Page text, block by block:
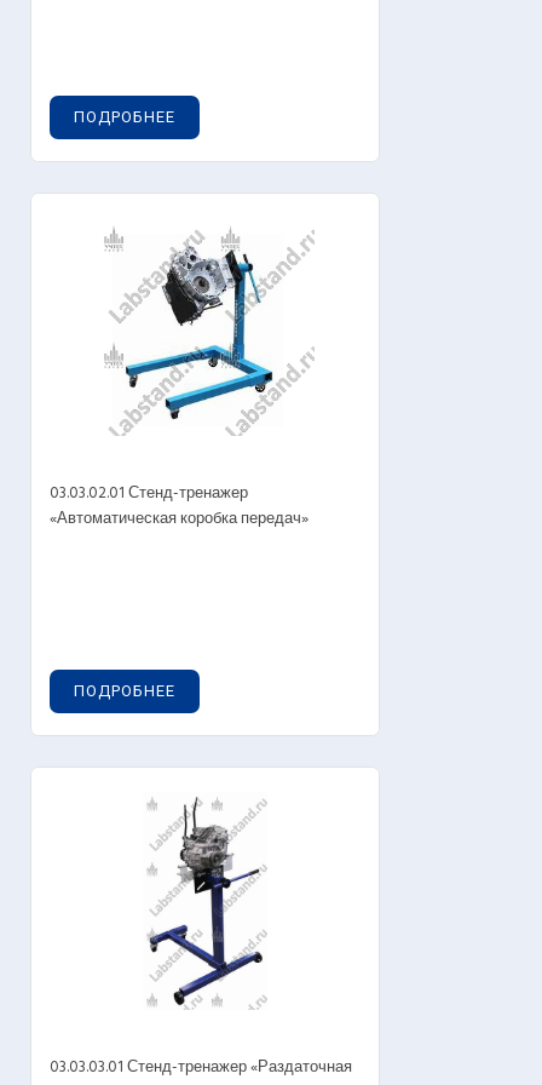
ПОДРОБНЕЕ
03.03.02.01 Стенд-тренажер
«Автоматическая коробка передач»
ПОДРОБНЕЕ
03.03.03.01 Стенд-тренажер «Раздаточная